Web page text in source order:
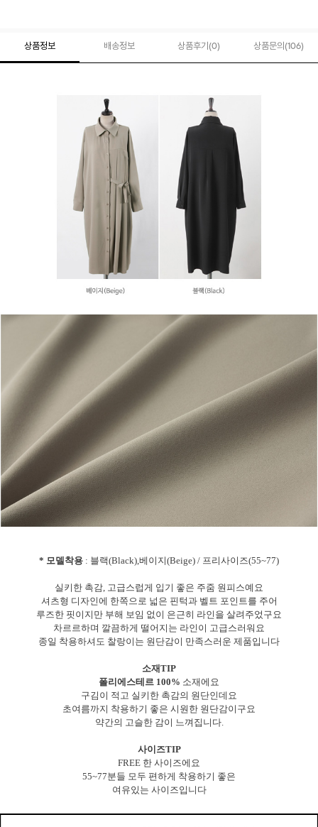
상품정보 배송정보 상품후기(0) 상품문의 (106)
* 모델착용 : 블랙(Black),베이지(Beige) / 프리사이즈(55~77)
실키한 촉감, 고급스럽게 입기 좋은 주줌 원피스예요
셔츠형 디자인에 한쪽으로 넓은 핀턱과 벨트 포인트를 주어
루즈한 핏이지만 부해 보임 없이 은근히 라인을 살려주었구요
차르르하며 깔끔하게 떨어지는 라인이 고급스러워요
종일 착용하셔도 찰랑이는 원단감이 만족스러운 제품입니다
소재TIP
폴리에스테르 100% 소재에요
구김이 적고 실키한 촉감의 원단인데요
초여름까지 착용하기 좋은 시원한 원단감이구요
약간의 고슬한 감이 느껴집니다.
사이즈TIP
FREE 한 사이즈에요
55~77분들 모두 편하게 착용하기 좋은
여유있는 사이즈입니다